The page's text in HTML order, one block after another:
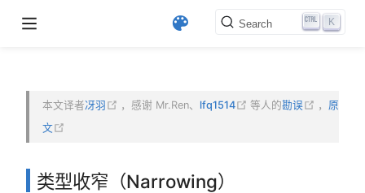
Search K
new window)
本文译者冴羽 (opens new window)
，感谢 Mr.Ren、 lfq1514 (opens new window)
等人的勘误 (opens
， 原
文
类型收窄（Narrowing）